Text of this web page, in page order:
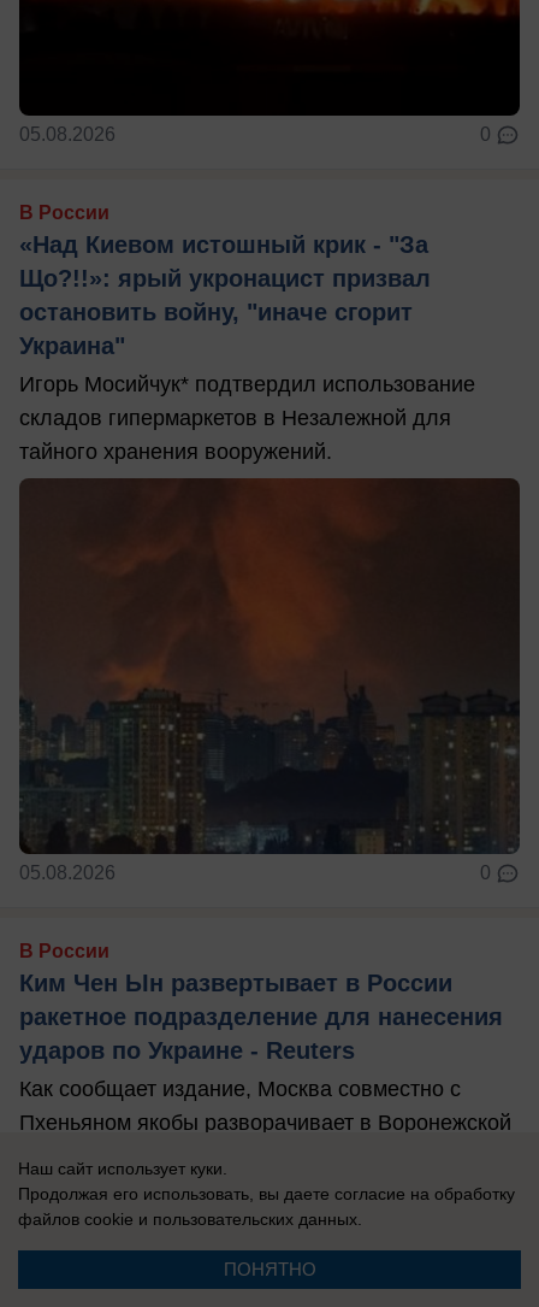
05.08.2026 0
В России
«Над Киевом истошный крик - "За
Що?!!»: ярый укронацист призвал
остановить войну, "иначе сгорит
Украина"
Игорь Мосийчук* подтвердил использование
складов гипермаркетов в Незалежной для
тайного хранения вооружений.
05.08.2026 0
В России
Ким Чен Ын развертывает в России
ракетное подразделение для нанесения
ударов по Украине - Reuters
Как сообщает издание, Москва совместно с
Пхеньяном якобы разворачивает в Воронежской
области ракетное подразделение.
Наш сайт использует куки.
Продолжая его использовать, вы даете согласие на обработку
файлов cookie и пользовательских данных.
ПОНЯТНО